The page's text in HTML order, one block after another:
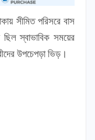
সীমিত পরিসরে বাস
স্বাভাবিক সময়ের
উপচেপড়া ভিড়।